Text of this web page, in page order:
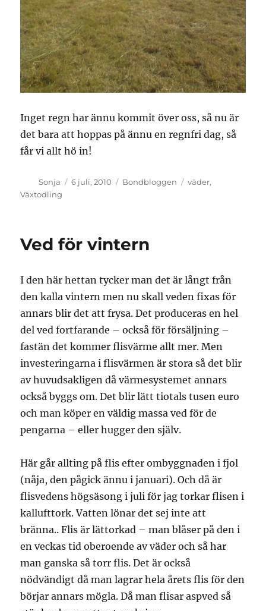
Inget regn har ännu kommit över oss, så nu är
det bara att hoppas på ännu en regnfri dag, så
får vi allt hö in!
Författare
Sonja
Publicerat
6 juli, 2010 Kategorier
Bondbloggen Etiketter
väder,
Växtodling
Ved för vintern
I den här hettan tycker man det är långt från
den kalla vintern men nu skall veden fixas för
annars blir det att frysa. Det produceras en hel
del ved fortfarande – också för försäljning –
fastän det kommer flisvärme allt mer. Men
investeringarna i flisvärmen är stora så det blir
av huvudsakligen då värmesystemet annars
också byggs om. Det blir lätt tiotals tusen euro
och man köper en väldig massa ved för de
pengarna – eller hugger den själv.
Här går allting på flis efter ombyggnaden i fjol
(nåja, den pågick ännu i januari). Och då är
flisvedens högsäsong i juli för jag torkar flisen i
kallufttork. Vatten lönar det sej inte att
bränna.. Flis är lättorkad – man blåser på den i
en veckas tid oberoende av väder och så har
man ganska så torr flis. Det är också
nödvändigt då man lagrar hela årets flis för den
börjar annars mögla. Då man flisar aspved så